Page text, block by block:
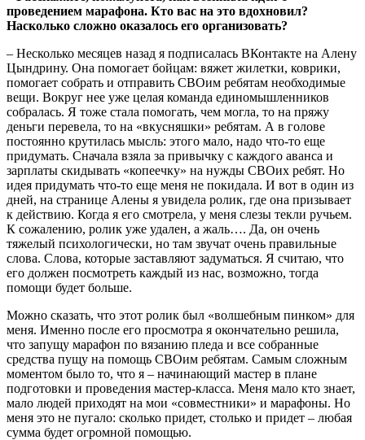
проведением марафона. Кто вас на это вдохновил?
Насколько сложно оказалось его организовать?
– Несколько месяцев назад я подписалась ВКонтакте на Алену
Цындрину. Она помогает бойцам: вяжет жилетки, коврики,
помогает собрать и отправить СВОим ребятам необходимые
вещи. Вокруг нее уже целая команда единомышленников
собралась. Я тоже стала помогать, чем могла, то на пряжу
деньги перевела, то на «вкусняшки» ребятам. А в голове
постоянно крутилась мысль: этого мало, надо что-то еще
придумать. Сначала взяла за привычку с каждого аванса и
зарплаты скидывать «копеечку» на нужды СВОих ребят. Но
идея придумать что-то еще меня не покидала. И вот в один из
дней, на странице Алены я увидела ролик, где она призывает
к действию. Когда я его смотрела, у меня слезы текли ручьем.
К сожалению, ролик уже удален, а жаль…. Да, он очень
тяжелый психологически, но там звучат очень правильные
слова. Слова, которые заставляют задуматься. Я считаю, что
его должен посмотреть каждый из нас, возможно, тогда
помощи будет больше.
Можно сказать, что этот ролик был «волшебным пинком» для
меня. Именно после его просмотра я окончательно решила,
что запущу марафон по вязанию пледа и все собранные
средства пущу на помощь СВОим ребятам. Самым сложным
моментом было то, что я – начинающий мастер в плане
подготовки и проведения мастер-класса. Меня мало кто знает,
мало людей приходят на мои «совместники» и марафоны. Но
меня это не пугало: сколько придет, столько и придет – любая
сумма будет огромной помощью.